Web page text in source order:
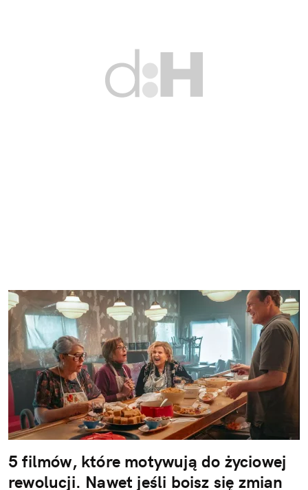
5 filmów, które motywują do życiowej
rewolucji. Nawet jeśli boisz się zmian